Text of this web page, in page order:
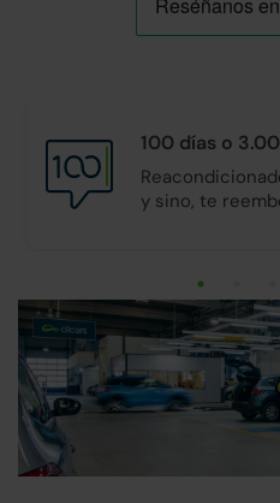
100 días o
y sino, te